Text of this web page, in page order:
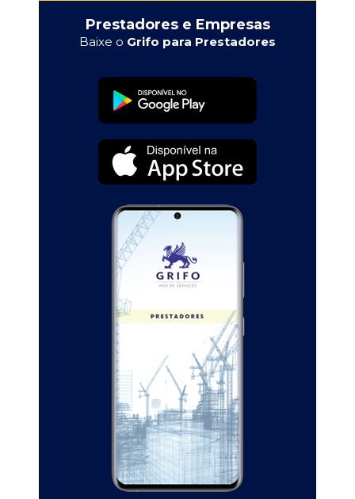
Prestadores e Empresas
Baixe o Grifo para Prestadores